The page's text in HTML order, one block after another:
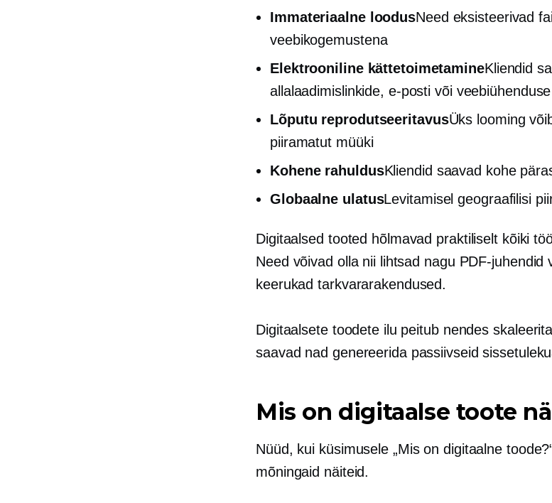
Immateriaalne loodusNeed eksisteerivad
veebikogemustena
Elektrooniline kättetoimetamineKliendid
allalaadimislinkide, e-posti või
Lõputu reprodutseeritavusÜks looming
piiramatut müüki
Kohene rahuldusKliendid saavad kohe
Globaalne ulatusLevitamisel geograafilisi
Digitaalsed tooted hõlmavad praktiliselt kõiki
Need võivad olla nii lihtsad nagu PDF-juhendid
keerukad tarkvararakendused.
Digitaalsete toodete ilu peitub nendes
saavad nad genereerida passiivseid
Mis on digitaalse toote
Nüüd, kui küsimusele „Mis on digitaalne
mõningaid näiteid.